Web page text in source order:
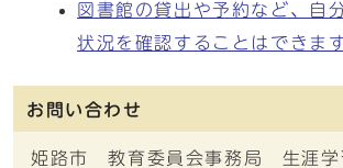
図書館の貸出や予約など、自
状況を確認することはできま
お問い合わせ
姫路市 教育委員会事務局 生涯